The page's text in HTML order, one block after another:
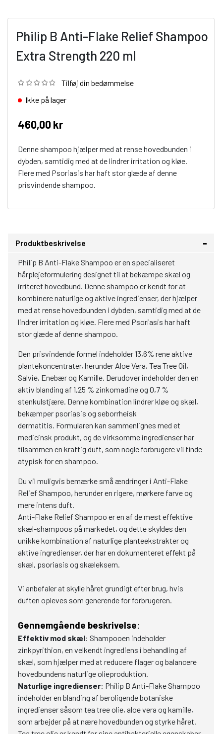
Philip B Anti-Flake Relief Shampoo
Extra Strength 220 ml
Tilføj din bedømmelse
Ikke på lager
460,00 kr
Denne shampoo hjælper med at rense hovedbunden i
dybden, samtidig med at de lindrer irritation og kløe.
Flere med Psoriasis har haft stor glæde af denne
prisvindende shampoo.
Produktbeskrivelse
Philip B Anti-Flake Shampoo er en specialiseret
hårplejeformulering designet til at bekæmpe skæl og
irriteret hovedbund. Denne shampoo er kendt for at
kombinere naturlige og aktive ingredienser, der hjælper
med at rense hovedbunden i dybden, samtidig med at de
lindrer irritation og kløe. Flere med Psoriasis har haft
stor glæde af denne shampoo.
Den prisvindende formel indeholder 13,6% rene aktive
plantekoncentrater, herunder Aloe Vera, Tea Tree Oil,
Salvie, Enebær og Kamille. Derudover indeholder den en
aktiv blanding af 1,25 % zinkomadine og 0,7 %
stenkulstjære. Denne kombination lindrer kløe og skæl,
bekæmper psoriasis og seborrheisk
dermatitis. Formularen kan sammenlignes med et
medicinsk produkt, og de virksomme ingredienser har
tilsammen en kraftig duft, som nogle forbrugere vil finde
atypisk for en shampoo.
Du vil muligvis bemærke små ændringer i Anti-Flake
Relief Shampoo, herunder en rigere, mørkere farve og
mere intens duft.
Anti-Flake Relief Shampoo er en af de mest effektive
skæl-shampoos på markedet, og dette skyldes den
unikke kombination af naturlige planteekstrakter og
aktive ingredienser, der har en dokumenteret effekt på
skæl, psoriasis og skæleksem.
Vi anbefaler at skylle håret grundigt efter brug, hvis
duften opleves som generende for forbrugeren.
Gennemgående beskrivelse:
Effektiv mod skæl: Shampooen indeholder
zinkpyrithion, en velkendt ingrediens i behandling af
skæl, som hjælper med at reducere flager og balancere
hovedbundens naturlige olieproduktion.
Naturlige ingredienser: Philip B Anti-Flake Shampoo
indeholder en blanding af beroligende botaniske
ingredienser såsom tea tree olie, aloe vera og kamille,
som arbejder på at nære hovedbunden og styrke håret.